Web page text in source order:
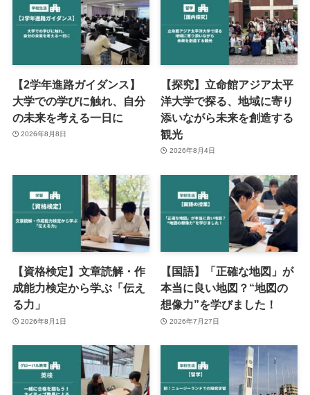
【2学年進路ガイダンス】
大学での学びに触れ、自分
の未来を考える一日に
2026年8月8日
【探究】立命館アジア太平
洋大学で探る、地域に寄り
添いながら未来を創造する
観光
2026年8月4日
【資格検定】文章読解・作
成能力検定から学ぶ「伝え
る力」
2026年8月1日
【国語】「正確な地図」が
本当に良い地図？“地図の
想像力”を学びました！
2026年7月27日